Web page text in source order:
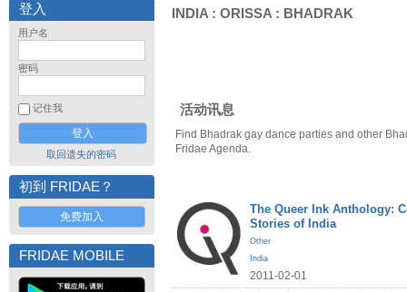
登入
用户名
密码
记住我
取回遗失的密码
初到 FRIDAE？
免费加入
FRIDAE MOBILE
INDIA : ORISSA : BHADRAK
活动讯息
Find Bhadrak gay dance parties and other
Fridae Agenda.
The Queer Ink Anthology:
Stories of India
Other
India
2011-02-01